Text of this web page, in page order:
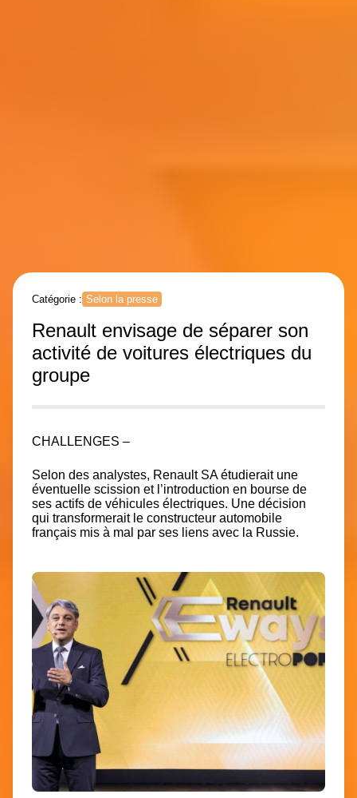
Catégorie : Selon la presse
Renault envisage de séparer son
activité de voitures électriques du
groupe
CHALLENGES –
Selon des analystes, Renault SA étudierait une
éventuelle scission et l’introduction en bourse de
ses actifs de véhicules électriques. Une décision
qui transformerait le constructeur automobile
français mis à mal par ses liens avec la Russie.